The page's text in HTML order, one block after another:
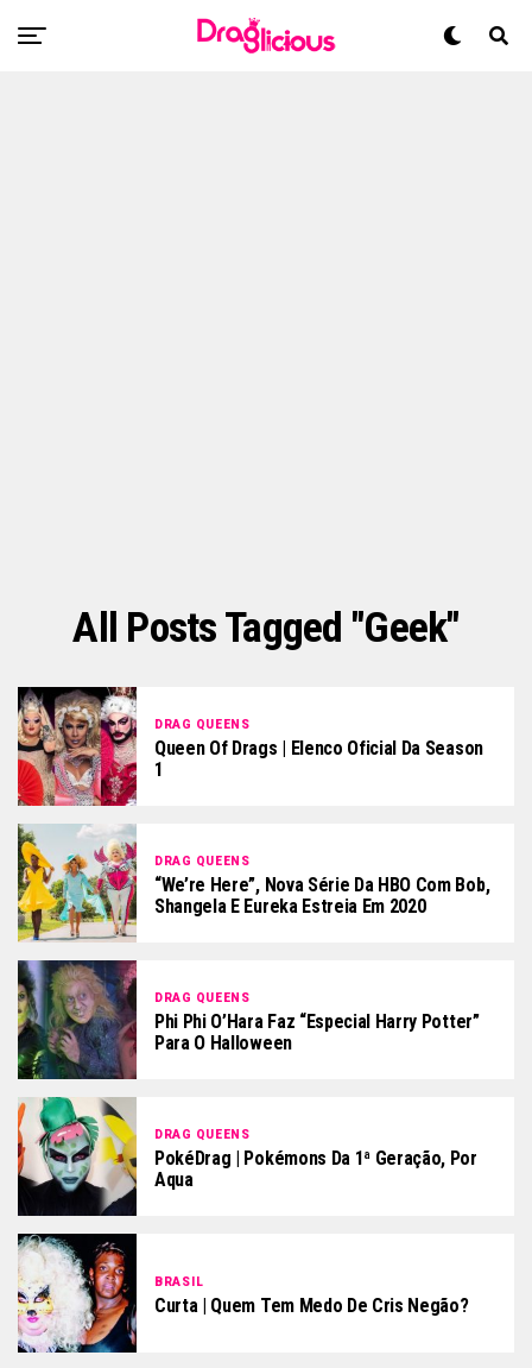
All Posts Tagged "geek"
DRAG QUEENS
Queen Of Drags | Elenco Oficial Da Season
1
DRAG QUEENS
“We’re Here”, Nova Série Da HBO Com Bob,
Shangela E Eureka Estreia Em 2020
DRAG QUEENS
Phi Phi O’Hara Faz “Especial Harry Potter”
Para O Halloween
DRAG QUEENS
PokéDrag | Pokémons Da 1ª Geração, Por
Aqua
BRASIL
Curta | Quem Tem Medo De Cris Negão?